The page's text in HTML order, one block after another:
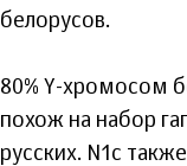
белорусов.
80% Y-хромосом
похож на набор
русских. N1c